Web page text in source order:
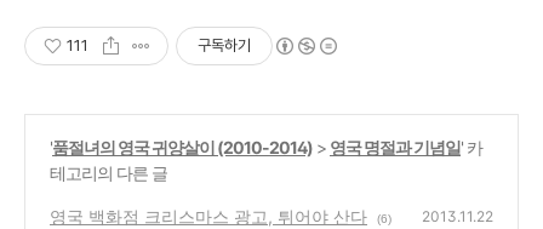
111 구독하기
'품절녀의 영국 귀양살이 (2010-2014) > 영국 명절과 기념일' 카
테고리의 다른 글
영국 백화점 크리스마스 광고, 튀어야 산다 (6) 2013.11.22